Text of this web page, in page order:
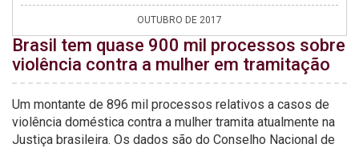
OUTUBRO DE 2017
Brasil tem quase 900 mil processos sobre
violência contra a mulher em tramitação
Um montante de 896 mil processos relativos a casos de
violência doméstica contra a mulher tramita atualmente na
Justiça brasileira. Os dados são do Conselho Nacional de